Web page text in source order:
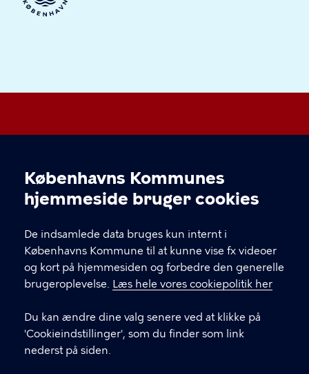
Cookieindstillinger
Københavns Kommunes
hjemmeside bruger cookies
De indsamlede data bruges kun internt i
Københavns Kommune til at kunne vise fx videoer
og kort på hjemmesiden og forbedre den generelle
brugeroplevelse. Læs hele vores cookiepolitik her
Du kan ændre dine valg senere ved at klikke på
'Cookieindstillinger', som du finder som link
nederst på siden.
KONTAKT
FishTank Social Hub, Ingerslevsgade 44, 1705
København V.
vesterbrolokaludvalg@okf.kk.dk
LINKS